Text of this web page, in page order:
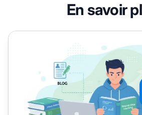
En savoir
Les livres sur le marketing